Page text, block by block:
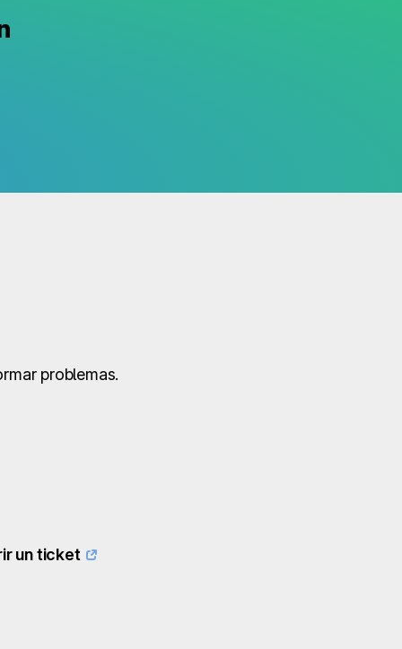
problemas.
un ticket